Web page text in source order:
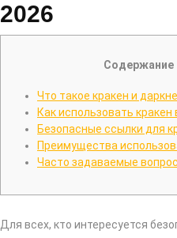
2026
Содержание
Что такое кракен и
Как использовать кракен
Безопасные ссылки для
Преимущества
Часто задаваемые
Для всех, кто интересуется